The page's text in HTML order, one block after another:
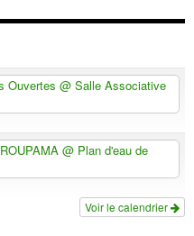
Ouvertes@ Salle Associative
@ Plan d'eau de
Voir le calendrier